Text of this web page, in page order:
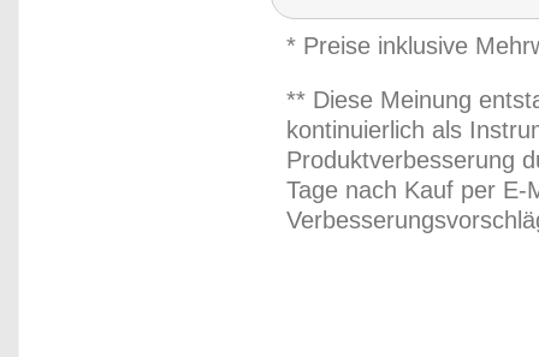
* Preise inklusive
** Diese Meinung
kontinuierlich als
Produktverbesserung
Tage nach Kauf per E-